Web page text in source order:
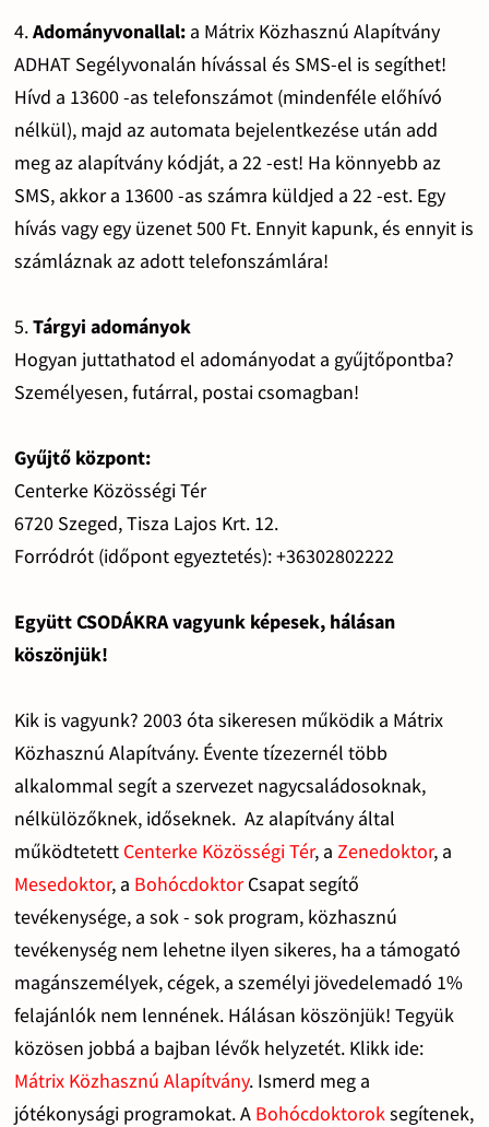
4.Adományvonallal:a Mátrix Közhasznú Alapítvány
ADHAT Segélyvonalán hívással és SMS-el is segíthet!
Hívd a 13600 -as telefonszámot (mindenféle előhívó
nélkül), majd az automata bejelentkezése után add
meg az alapítvány kódját, a 22 -est! Ha könnyebb az
SMS, akkor a 13600 -as számra küldjed a 22 -est. Egy
hívás vagy egy üzenet 500 Ft. Ennyit kapunk, és ennyit is
számláznak az adott telefonszámlára!
5.Tárgyi adományok
Hogyan juttathatod el adományodat a gyűjtőpontba?
Személyesen, futárral, postai csomagban!
Gyűjtő központ:
Centerke Közösségi Tér
6720 Szeged, Tisza Lajos Krt. 12.
Forródrót (időpont egyeztetés): +36302802222
Együtt CSODÁKRA vagyunk képesek, hálásan
köszönjük!
Kik is vagyunk? 2003 óta sikeresen működik a Mátrix
Közhasznú Alapítvány. Évente tízezernél több
alkalommal segít a szervezet nagycsaládosoknak,
nélkülözőknek, időseknek. Az alapítvány által
működtetett Centerke Közösségi Tér, a Zenedoktor, a
Mesedoktor, a BohócdoktorCsapat segítő
tevékenysége, a sok - sok program, közhasznú
tevékenység nem lehetne ilyen sikeres, ha a támogató
magánszemélyek, cégek, a személyi jövedelemadó 1%
felajánlók nem lennének. Hálásan köszönjük! Tegyük
közösen jobbá a bajban lévők helyzetét. Klikk ide:
Mátrix Közhasznú Alapítvány. Ismerd meg a
jótékonysági programokat. A Bohócdoktoroksegítenek,